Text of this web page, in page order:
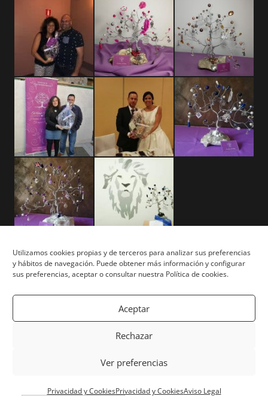
Utilizamos cookies propias y de terceros para analizar sus preferencias
y hábitos de navegación. Puede obtener más información y configurar
sus preferencias, aceptar o consultar nuestra Política de cookies.
Aceptar
Rechazar
Ver preferencias
Privacidad y CookiesPrivacidad y CookiesAviso Legal
Aviso Legal
Privacidad y Cookies
Mapa del Sitio